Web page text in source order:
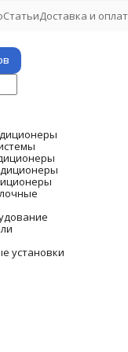
СтатьиДоставка и
установки